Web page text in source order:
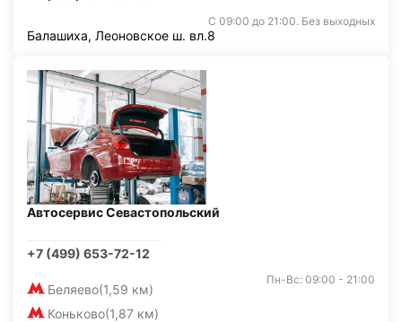
С 09:00 до 21:00. Без выходных
Балашиха, Леоновское ш. вл.8
Автосервис Севастопольский
+7 (499) 653-72-12
Беляево(1,59 км)
Коньково(1,87 км)
Пн-Вс: 09:00 - 21:00